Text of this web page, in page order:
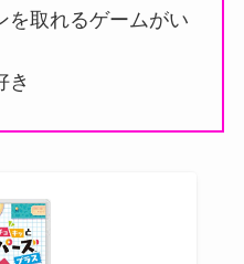
を取れるゲームがい
き